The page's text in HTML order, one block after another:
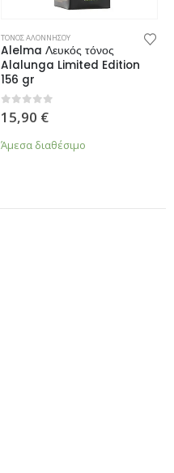
ΤΟΝΟΣ ΑΛΟΝΝΗΣΟΥ
Alelma Λευκός τόνος
Alalunga Limited Edition
156 gr
0 από 5
15,90 €
Άμεσα διαθέσιμο